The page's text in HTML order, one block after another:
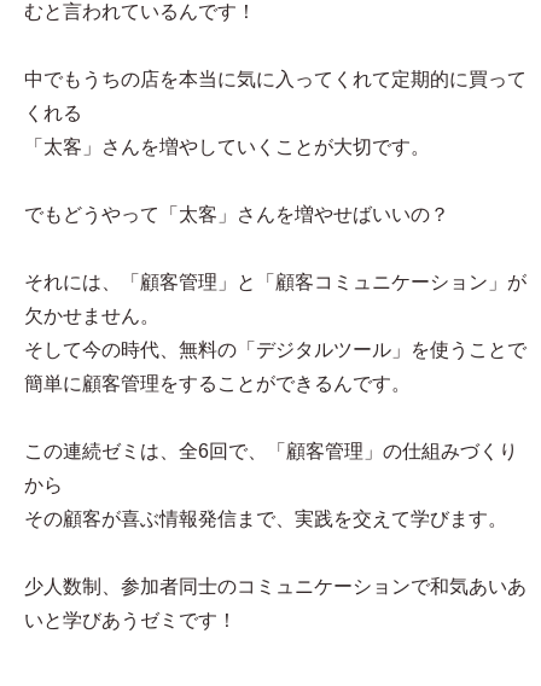
むと言われているんです！
中でもうちの店を本当に気に入ってくれて定期的に買って
くれる
「太客」さんを増やしていくことが大切です。
でもどうやって「太客」さんを増やせばいいの？
それには、「顧客管理」と「顧客コミュニケーション」が
欠かせません。
そして今の時代、無料の「デジタルツール」を使うことで
簡単に顧客管理をすることができるんです。
この連続ゼミは、全6回で、「顧客管理」の仕組みづくり
から
その顧客が喜ぶ情報発信まで、実践を交えて学びます。
少人数制、参加者同士のコミュニケーションで和気あいあ
いと学びあうゼミです！